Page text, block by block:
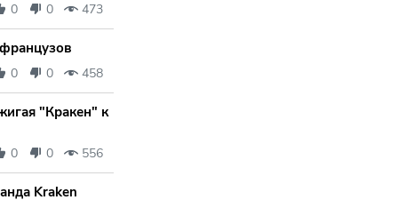
0 0 473
0 0 458
"Кракен" к
0 0 556
Kraken